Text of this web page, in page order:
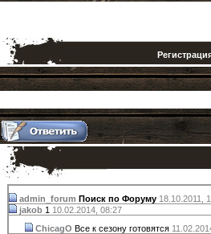
admin_forum Поиск по Форуму 18.10.2011,
jakob 1 10.02.2014, 08:27
ChicagO Вcе к сезону готовятся